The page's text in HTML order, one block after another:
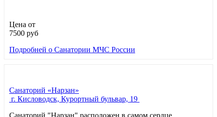
Цена от
7500 руб
Подробней о Санатории МЧС России
Санаторий «Нарзан»
г. Кисловодск, Курортный бульвар, 19
Санаторий "Нарзан" расположен в самом сердце